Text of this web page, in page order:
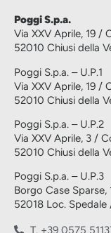
Poggi S.p.a.
Via XXV Aprile, 19 /
52010 Chiusi della
Poggi S.p.a. – U.P.1
Via XXV Aprile, 19 /
52010 Chiusi della
Poggi S.p.a. – U.P.2
Via XXV Aprile, 3 /
52010 Chiusi della
Poggi S.p.a. – U.P.3
Borgo Case Sparse,
52018 Loc.
T. +39 0575